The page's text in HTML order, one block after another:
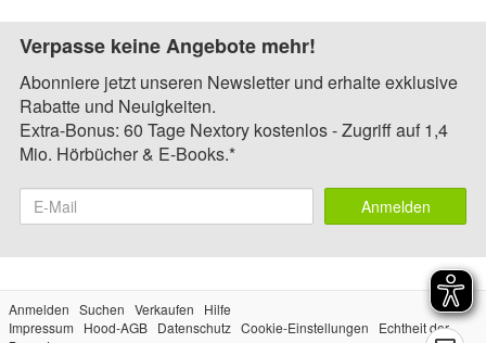
Verpasse keine Angebote mehr!
Abonniere jetzt unseren Newsletter und erhalte exklusive
Rabatte und Neuigkeiten.
Extra-Bonus: 60 Tage Nextory kostenlos - Zugriff auf 1,4
Mio. Hörbücher & E-Books.*
Anmelden
Anmelden Suchen Verkaufen
Hilfe
Impressum
Hood-AGB Datenschutz Cookie-Einstellungen
Echtheit der